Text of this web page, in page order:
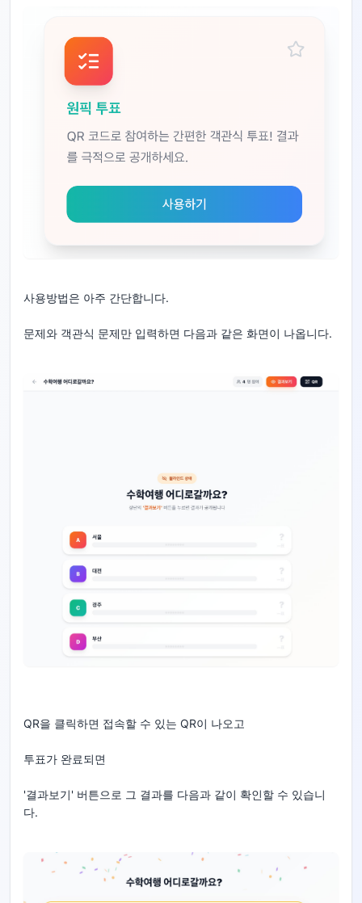
사용방법은 아주 간단합니다.
문제와 객관식 문제만 입력하면 다음과 같은 화면이 나옵니다.
QR을 클릭하면 접속할 수 있는 QR이 나오고
투표가 완료되면
'결과보기' 버튼으로 그 결과를 다음과 같이 확인할 수 있습니
다.